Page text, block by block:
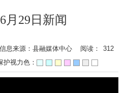
月29日新闻
息来源：县融媒体中心 阅读：
312
护视力色：